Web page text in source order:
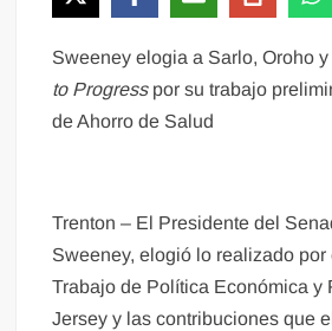
Sweeney elogia a Sarlo, Oroho
to Progress por su trabajo
de Ahorro de Salud
Trenton – El Presidente del
Sweeney, elogió lo realizado por
Trabajo de Política Económica y
Jersey y las contribuciones que